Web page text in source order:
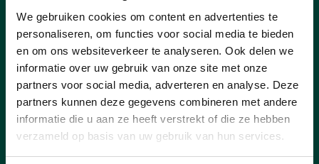
We gebruiken cookies om content en advertenties te
personaliseren, om functies voor social media te bieden
en om ons websiteverkeer te analyseren. Ook delen we
informatie over uw gebruik van onze site met onze
partners voor social media, adverteren en analyse. Deze
partners kunnen deze gegevens combineren met andere
informatie die u aan ze heeft verstrekt of die ze hebben
verzameld op basis van uw gebruik van hun services.
Nieuws
Buren vieren samen met de
03/03/25